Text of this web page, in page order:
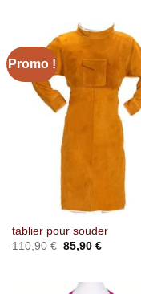
à
38,90 €
Promo !
tablier pour souder
110,90€ Le
prix
110,90 €.
85,90 €Le
85,90 €.